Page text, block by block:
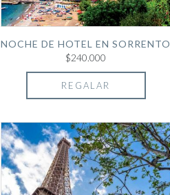
NOCHE DE HOTEL EN SORRENTO
$240.000
REGALAR